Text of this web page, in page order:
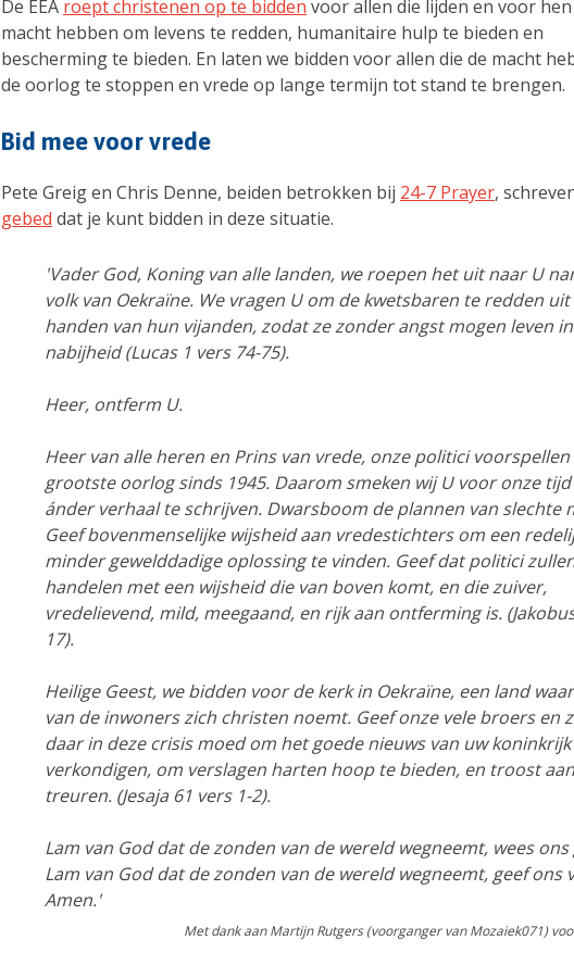
De EEA roept christenen op te bidden voor allen die lijden en voor hen
macht hebben om levens te redden, humanitaire hulp te bieden en
bescherming te bieden. En laten we bidden voor allen die de macht
de oorlog te stoppen en vrede op lange termijn tot stand te brengen.
Bid mee voor vrede
Pete Greig en Chris Denne, beiden betrokken bij 24-7 Prayer,
gebed dat je kunt bidden in deze situatie.
'Vader God, Koning van alle landen, we roepen het uit naar U
volk van Oekraïne. We vragen U om de kwetsbaren te redden uit
handen van hun vijanden, zodat ze zonder angst mogen leven
nabijheid (Lucas 1 vers 74-75).
Heer, ontferm U.
Heer van alle heren en Prins van vrede, onze politici voorspellen
grootste oorlog sinds 1945. Daarom smeken wij U voor onze
ánder verhaal te schrijven. Dwarsboom de plannen van slechte
Geef bovenmenselijke wijsheid aan vredestichters om een
minder gewelddadige oplossing te vinden. Geef dat politici
handelen met een wijsheid die van boven komt, en die zuiver,
vredelievend, mild, meegaand, en rijk aan ontferming is.
17).
Heilige Geest, we bidden voor de kerk in Oekraïne, een land
van de inwoners zich christen noemt. Geef onze vele broers en
daar in deze crisis moed om het goede nieuws van uw
verkondigen, om verslagen harten hoop te bieden, en troost
treuren. (Jesaja 61 vers 1-2).
Lam van God dat de zonden van de wereld wegneemt, wees ons
Lam van God dat de zonden van de wereld wegneemt, geef ons
Amen.'
Met dank aan Martijn Rutgers (voorganger van Mozaiek071)